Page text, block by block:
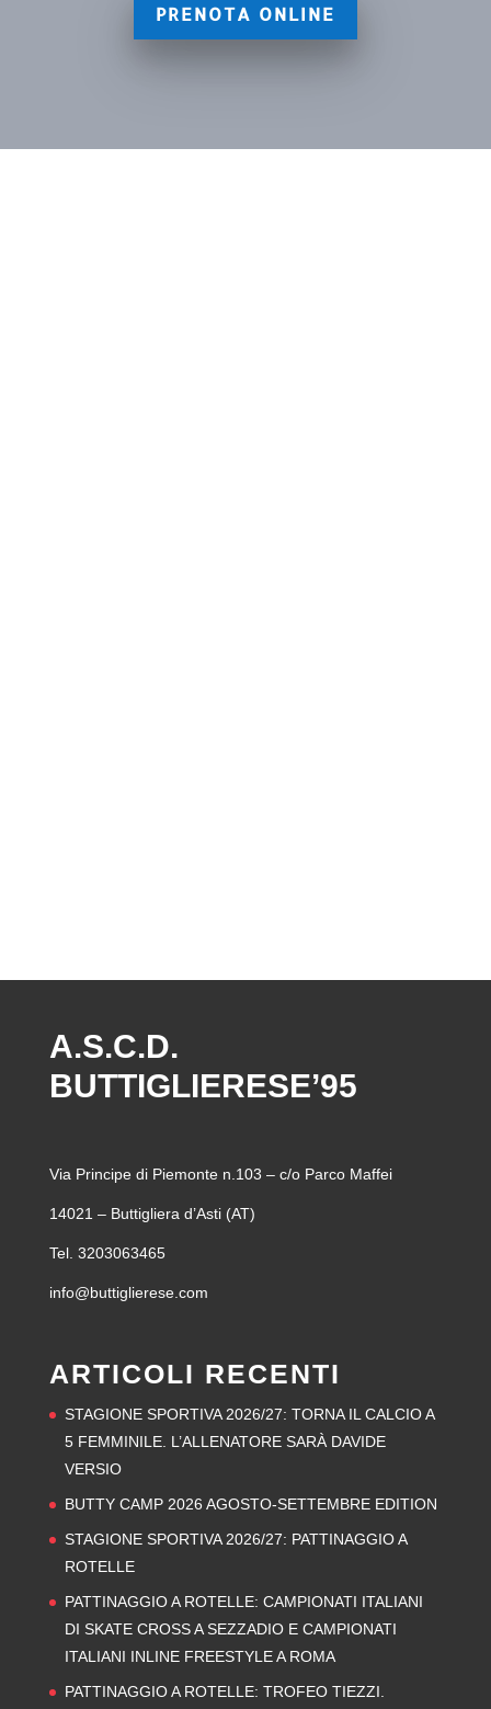
PRENOTA ONLINE
A.S.C.D.
BUTTIGLIERESE’95
Via Principe di Piemonte n.103 – c/o Parco Maffei
14021 – Buttigliera d’Asti (AT)
Tel. 3203063465
info@buttiglierese.com
ARTICOLI RECENTI
STAGIONE SPORTIVA 2026/27: TORNA IL CALCIO A
5 FEMMINILE. L’ALLENATORE SARÀ DAVIDE
VERSIO
BUTTY CAMP 2026 AGOSTO-SETTEMBRE EDITION
STAGIONE SPORTIVA 2026/27: PATTINAGGIO A
ROTELLE
PATTINAGGIO A ROTELLE: CAMPIONATI ITALIANI
DI SKATE CROSS A SEZZADIO E CAMPIONATI
ITALIANI INLINE FREESTYLE A ROMA
PATTINAGGIO A ROTELLE: TROFEO TIEZZI.